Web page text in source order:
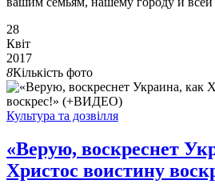
28
Квіт
2017
8Кількість фото
Культура та дозвілля
«Верую, воскреснет
Христос воистину